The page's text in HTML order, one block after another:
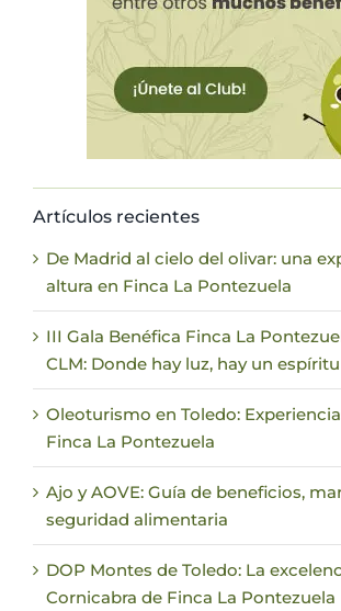
Artículos recientes
De Madrid al cielo del olivar: una
altura en Finca La Pontezuela
III Gala Benéfica Finca La
CLM: Donde hay luz, hay un
Oleoturismo en Toledo:
Finca La Pontezuela
Ajo y AOVE: Guía de beneficios,
seguridad alimentaria
DOP Montes de Toledo: La
Cornicabra de Finca La Pontezuela